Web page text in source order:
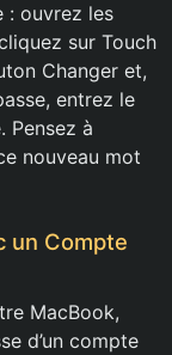
: ouvrez les
sur Touch
Changer et,
entrez le
Pensez à
nouveau mot
un Compte
MacBook,
d’un compte